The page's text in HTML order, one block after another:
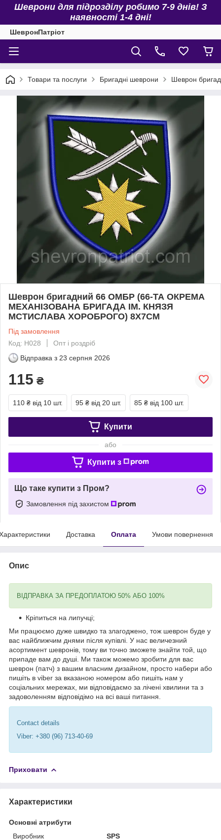
Шеврони для підрозділу робимо 7-9 днів! З
наявності 1-4 дні!
ШевронПатріот
Товари та послуги Бригадні шеврони Шеврон
Шеврон бригадний 66 ОМБР (66-ТА ОКРЕМА
МЕХАНІЗОВАНА БРИГАДА ІМ. КНЯЗЯ
МСТИСЛАВА ХОРОБРОГО) 8Х7СМ
Під замовлення
Код: Н028
Опт і роздріб
Відправка з 23 серпня 2026
115 ₴
110 ₴ від 10 шт. 95 ₴ від 20 шт. 85 ₴ від 100 шт.
Купити
або
Купити з
Що таке купити з Пром?
Замовлення під захистом
Доставка Оплата Умови повернення
Опис
ВІДПРАВКА ЗА ПРЕДОПЛАТОЮ 50% АБО 100%
Кріпиться на липучці;
Ми працюємо дуже швидко та злагоджено, тож шеврон буде у
вас найближчим днями після купівлі. У нас величезний
асортимент шевронів, тому ви точно зможете знайти той, що
припаде вам до душі. Ми також можемо зробити для вас
шеврон (патч) з вашим власним дизайном, просто набери або
пишіть в viber за вказаною номером або пишіть нам у
соціальних мережах, ми відповідаємо за лічені хвилини та з
задоволенням відповідімо на всі ваші питання.
Contact details
Viber: +380 (96) 713-40-69
Приховати
Характеристики
Основні атрибути
Виробник
SPS